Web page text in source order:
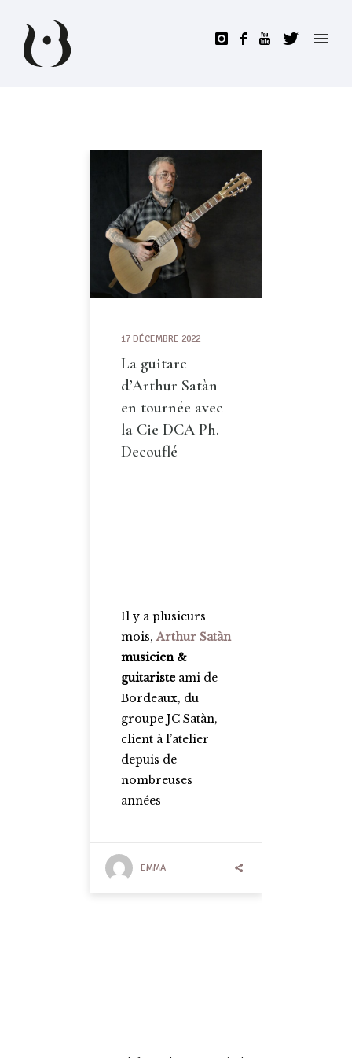
17 DÉCEMBRE 2022
La guitare
d’Arthur Satàn
en tournée avec
la Cie DCA Ph.
Decouflé
Il y a plusieurs
mois,Arthur Satàn
musicien &
guitariste ami de
Bordeaux, du
groupe JC Satàn,
client à l’atelier
depuis de
nombreuses
années
EMMA